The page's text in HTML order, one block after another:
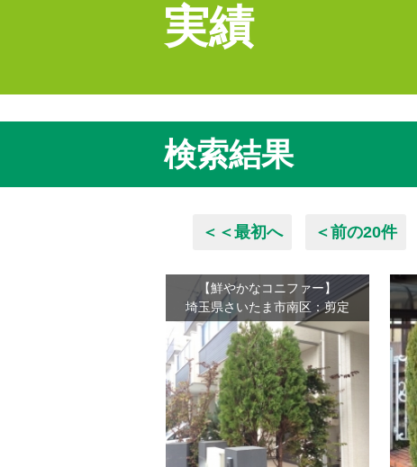
実績
検索結果
＜＜最初へ ＜前の20件
【鮮やかなコニファー】
埼玉県さいたま市南区：剪定